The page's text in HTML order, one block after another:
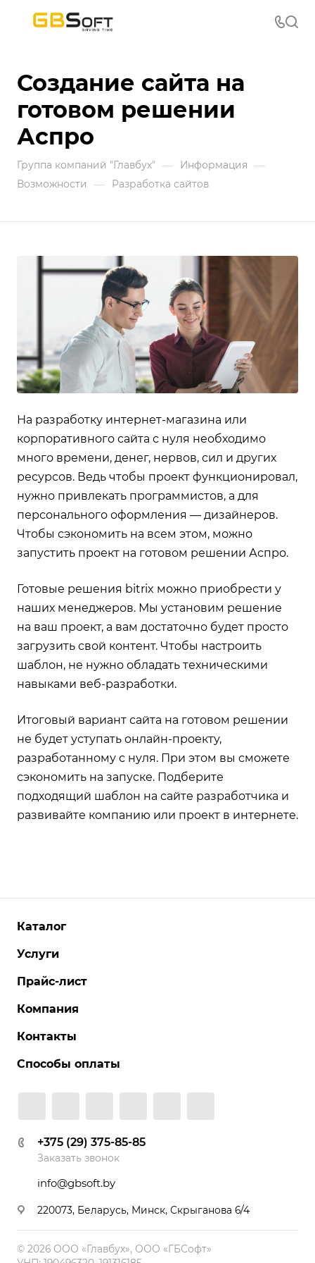
Создание сайта на
готовом решении
Аспро
Группа компаний "Главбух" — Информация —
Возможности — Разработка сайтов
На разработку интернет-магазина или
корпоративного сайта с нуля необходимо
много времени, денег, нервов, сил и других
ресурсов. Ведь чтобы проект функционировал,
нужно привлекать программистов, а для
персонального оформления — дизайнеров.
Чтобы сэкономить на всем этом, можно
запустить проект на готовом решении Аспро.
Готовые решения bitrix можно приобрести у
наших менеджеров. Мы установим решение
на ваш проект, а вам достаточно будет просто
загрузить свой контент. Чтобы настроить
шаблон, не нужно обладать техническими
навыками веб-разработки.
Итоговый вариант сайта на готовом решении
не будет уступать онлайн-проекту,
разработанному с нуля. При этом вы сможете
сэкономить на запуске. Подберите
подходящий шаблон на сайте разработчика и
развивайте компанию или проект в интернете.
Каталог
Услуги
Прайс-лист
Компания
Контакты
Способы оплаты
+375 (29) 375-85-85
Заказать звонок
info@gbsoft.by
220073, Беларусь, Минск, Скрыганова 6/4
© 2026 ООО «Главбух», ООО «ГБСофт»